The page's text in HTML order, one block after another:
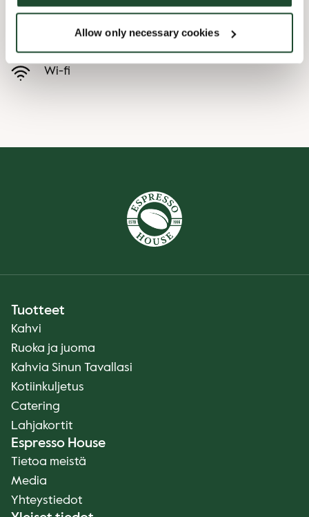
Allow only necessary cookies
Ennakkotilaa sovelluksessa
Wi-fi
Tuotteet
Kahvi
Ruoka ja juoma
Kahvia Sinun Tavallasi
Kotiinkuljetus
Catering
Lahjakortit
Espresso House
Tietoa meistä
Media
Yhteystiedot